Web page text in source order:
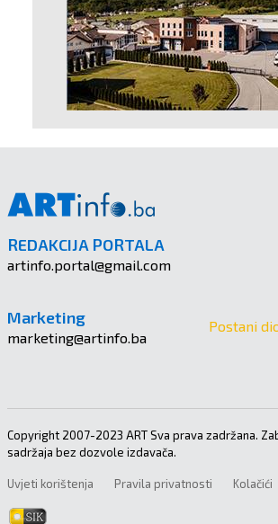
REDAKCIJA PORTALA
artinfo.portal@gmail.com
Marketing
marketing@artinfo.ba
Postani
Copyright 2007-2023 ART Sva prava zadržana.
sadržaja bez dozvole izdavača.
Uvjeti korištenja Pravila privatnosti Kolačići